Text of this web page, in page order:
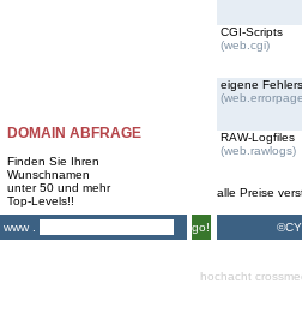
DOMAIN ABFRAGE
Finden Sie Ihren
Wunschnamen
unter 50 und mehr
Top-Levels!!
www .
go!
CGI-Scripts
(web.cgi)
eigene
RAW-Logfiles
(web.rawlogs)
alle Preise
hochacht